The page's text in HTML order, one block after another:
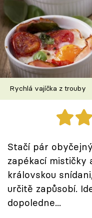
Články
TV Program
Škola vaření
Recepty z TV
Speciál: Cuketa
Sledujte prima+
Přihlášení
Rychlá vajíčka z trouby
Stačí pár
zapékací
královskou
určitě zapůsobí.
dopoledne...